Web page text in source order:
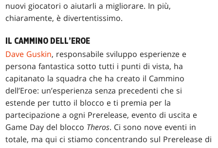
nuovi giocatori o aiutarli a migliorare. In più,
chiaramente, è divertentissimo.
IL CAMMINO DELL’EROE
Dave Guskin, responsabile sviluppo esperienze e
persona fantastica sotto tutti i punti di vista, ha
capitanato la squadra che ha creato il Cammino
dell’Eroe: un’esperienza senza precedenti che si
estende per tutto il blocco e ti premia per la
partecipazione a ogni Prerelease, evento di uscita e
Game Day del blocco Theros. Ci sono nove eventi in
totale, ma qui ci stiamo concentrando sul Prerelease di